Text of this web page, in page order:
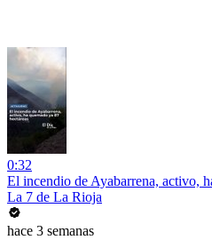
0:32
El incendio de Ayabarrena, activo,
La 7 de La Rioja
hace 3 semanas